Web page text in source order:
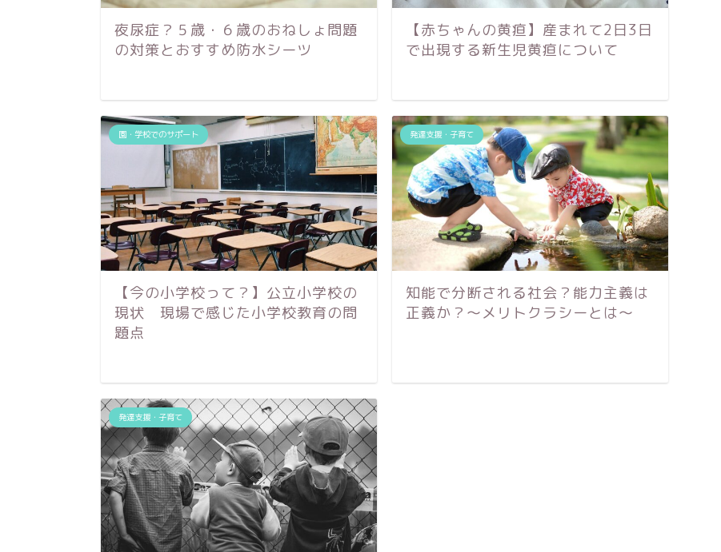
夜尿症？５歳・６歳のおねしょ問題
の対策とおすすめ防水シーツ
【赤ちゃんの黄疸】産まれて2日3日
で出現する新生児黄疸について
園・学校でのサポート
【今の小学校って？】公立小学校の
現状 現場で感じた小学校教育の問
題点
発達支援・子育て
知能で分断される社会？能力主義は
正義か？〜メリトクラシーとは〜
発達支援・子育て